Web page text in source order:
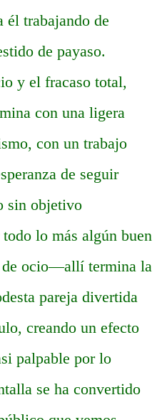
él trabajando de
de payaso.
y el fracaso total,
con una ligera
con un trabajo
de seguir
sin objetivo
lo más algún buen
de ocio—allí termina la
pareja divertida
creando un efecto
palpable por lo
se ha convertido